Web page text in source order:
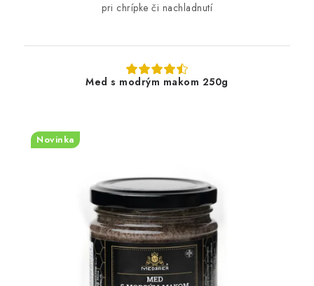
pri chrípke či nachladnutí
Med s modrým makom 250g
Novinka